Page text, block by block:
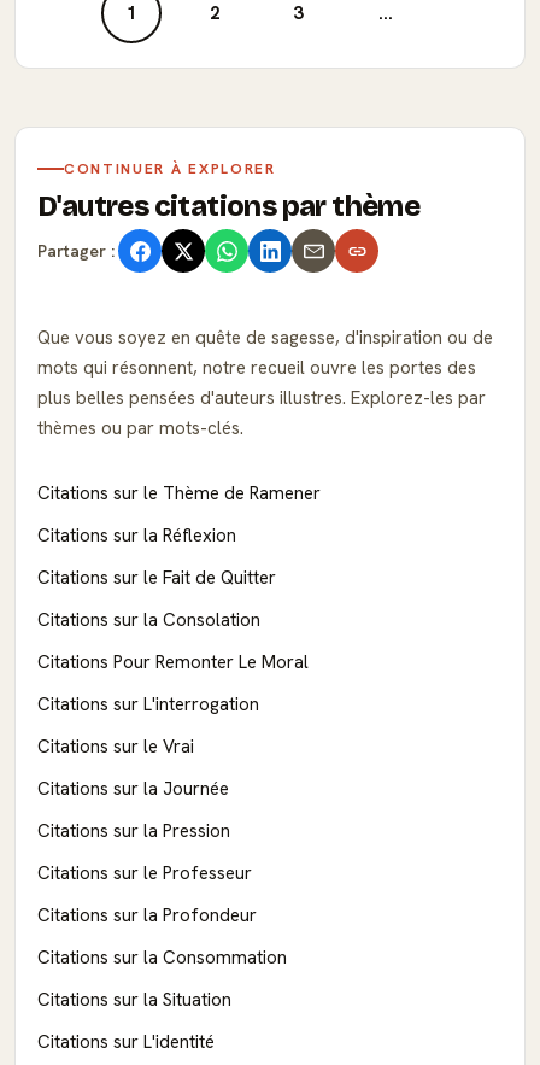
1 2 3 ...
CONTINUER À EXPLORER
D'autres citations par thème
Partager :
Que vous soyez en quête de sagesse, d'inspiration ou de
mots qui résonnent, notre recueil ouvre les portes des
plus belles pensées d'auteurs illustres. Explorez-les par
thèmes ou par mots-clés.
Citations sur le Thème de Ramener
Citations sur la Réflexion
Citations sur le Fait de Quitter
Citations sur la Consolation
Citations Pour Remonter Le Moral
Citations sur L'interrogation
Citations sur le Vrai
Citations sur la Journée
Citations sur la Pression
Citations sur le Professeur
Citations sur la Profondeur
Citations sur la Consommation
Citations sur la Situation
Citations sur L'identité